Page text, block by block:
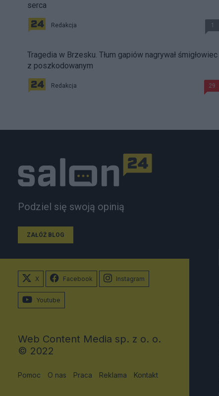
serca
Redakcja 1
Tragedia w Brzesku. Tłum gapiów nagrywał śmigłowiec
z poszkodowanym
Redakcja 29
Podziel się swoją opinią
ZAŁÓŻ BLOG
X Facebook Instagram
Youtube
Web Content Media sp. z o. o.
© 2022
Pomoc O nas Praca Reklama Kontakt